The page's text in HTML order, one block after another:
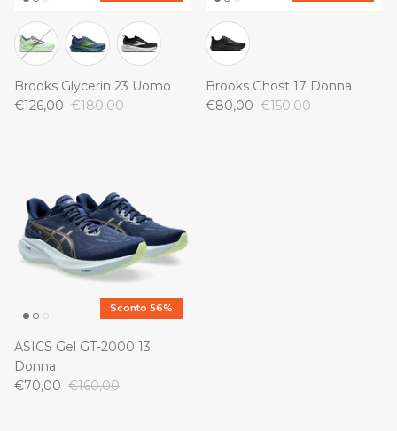
Brooks Glycerin 23 Uomo
€126,00 €180,00
Brooks Ghost 17 Donna
€80,00 €150,00
Sconto 56%
ASICS Gel GT-2000 13
Donna
€70,00 €160,00